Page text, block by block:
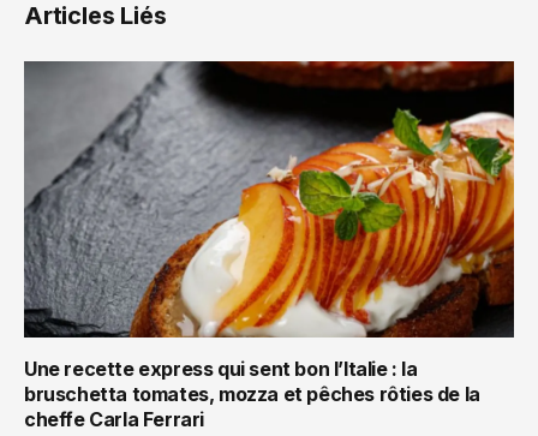
Articles Liés
Une recette express qui sent bon l’Italie : la
bruschetta tomates, mozza et pêches rôties de la
cheffe Carla Ferrari